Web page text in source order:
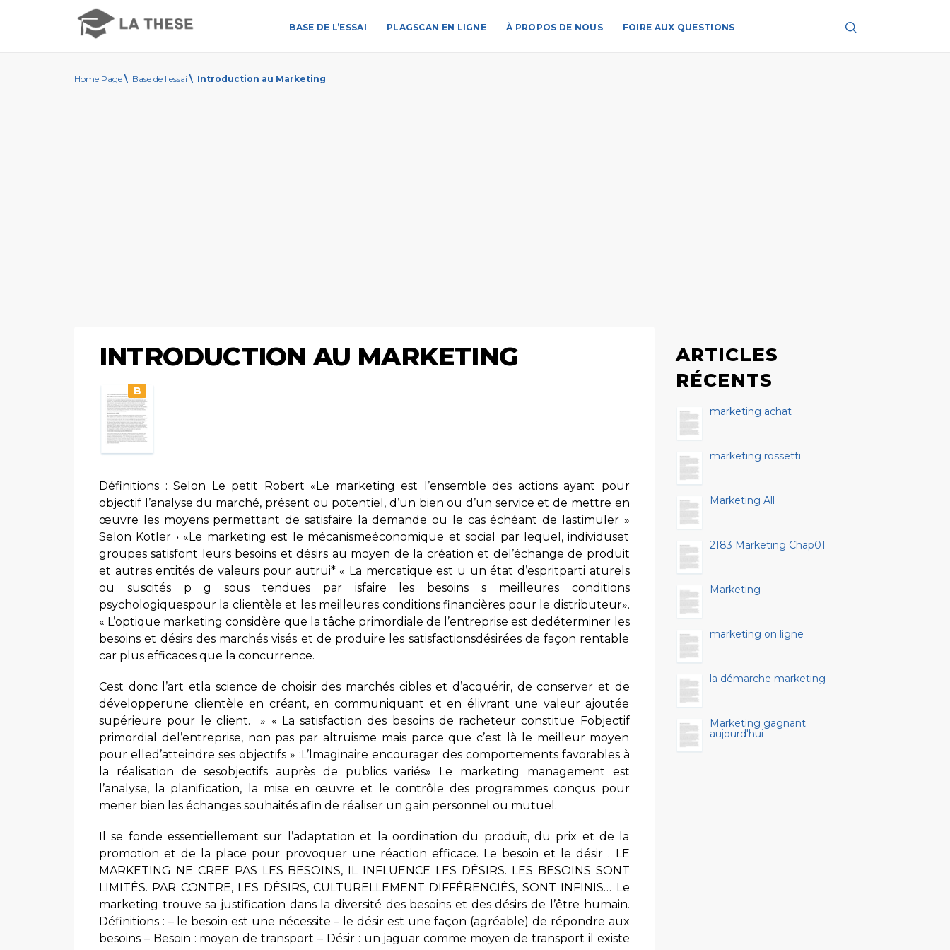
BASE DE L’ESSAI PLAGSCAN EN LIGNE À PROPOS DE NOUS FOIRE AUX QUESTIONS
Home Page \ Base de l'essai \ Introduction au Marketing
INTRODUCTION AU MARKETING
B
Définitions : Selon Le petit Robert «Le marketing est l’ensemble des actions ayant pour
objectif l’analyse du marché, présent ou potentiel, d’un bien ou d’un service et de mettre en
œuvre les moyens permettant de satisfaire la demande ou le cas échéant de lastimuler »
Selon Kotler • «Le marketing est le mécanismeéconomique et social par lequel, individuset
groupes satisfont leurs besoins et désirs au moyen de la création et del’échange de produit
et autres entités de valeurs pour autrui* « La mercatique est u un état d’espritparti aturels
ou suscités p g sous tendues par isfaire les besoins s meilleures conditions
psychologiquespour la clientèle et les meilleures conditions financières pour le distributeur».
« L’optique marketing considère que la tâche primordiale de l’entreprise est dedéterminer les
besoins et désirs des marchés visés et de produire les satisfactionsdésirées de façon rentable
car plus efficaces que la concurrence.
Cest donc l’art etla science de choisir des marchés cibles et d’acquérir, de conserver et de
développerune clientèle en créant, en communiquant et en élivrant une valeur ajoutée
supérieure pour le client. » « La satisfaction des besoins de racheteur constitue Fobjectif
primordial del’entreprise, non pas par altruisme mais parce que c’est là le meilleur moyen
pour elled’atteindre ses objectifs » :L’lmaginaire encourager des comportements favorables à
la réalisation de sesobjectifs auprès de publics variés» Le marketing management est
l’analyse, la planification, la mise en œuvre et le contrôle des programmes conçus pour
mener bien les échanges souhaités afin de réaliser un gain personnel ou mutuel.
Il se fonde essentiellement sur l’adaptation et la oordination du produit, du prix et de la
promotion et de la place pour provoquer une réaction efficace. Le besoin et le désir . LE
MARKETING NE CREE PAS LES BESOINS, IL INFLUENCE LES DÉSIRS. LES BESOINS SONT
LIMITÉS. PAR CONTRE, LES DÉSIRS, CULTURELLEMENT DIFFÉRENCIÉS, SONT INFINIS… Le
marketing trouve sa justification dans la diversité des besoins et des désirs de l’être humain.
Définitions : – le besoin est une nécessite – le désir est une façon (agréable) de répondre aux
besoins – Besoin : moyen de transport – Désir : un jaguar comme moyen de transport il existe
ARTICLES
RÉCENTS
marketing achat
marketing rossetti
Marketing All
2183 Marketing Chap01
Marketing
marketing on ligne
la démarche marketing
Marketing gagnant
aujourd'hui